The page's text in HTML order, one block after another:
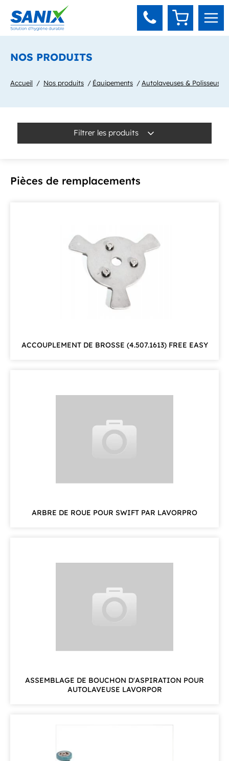
Panneau de gestion des cookies
NOS PRODUITS
Accueil Nos produits Équipements Autolaveuses & Polisseuses
Filtrer les produits
Pièces de remplacements
ACCOUPLEMENT DE BROSSE (4.507.1613) FREE EASY
ARBRE DE ROUE POUR SWIFT PAR LAVORPRO
ASSEMBLAGE DE BOUCHON D'ASPIRATION POUR
AUTOLAVEUSE LAVORPOR